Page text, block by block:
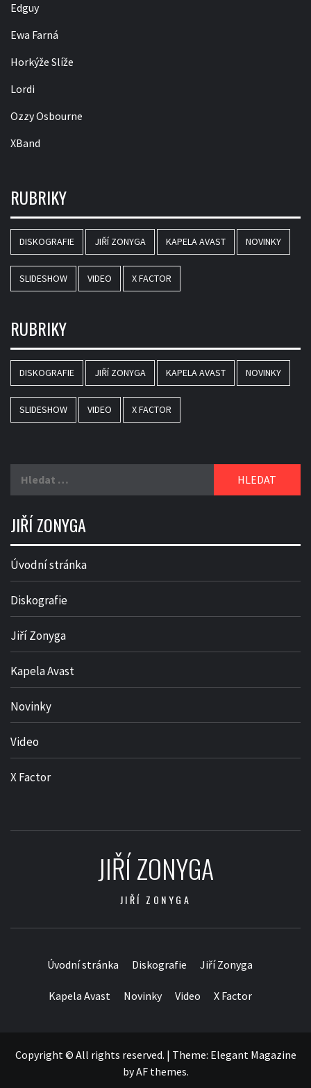
Edguy
Ewa Farná
Horkýže Slíže
Lordi
Ozzy Osbourne
XBand
RUBRIKY
DISKOGRAFIE JIŘÍ ZONYGA KAPELA AVAST NOVINKY
SLIDESHOW VIDEO X FACTOR
RUBRIKY
DISKOGRAFIE JIŘÍ ZONYGA KAPELA AVAST NOVINKY
SLIDESHOW VIDEO X FACTOR
JIŘÍ ZONYGA
Úvodní stránka
Diskografie
Jiří Zonyga
Kapela Avast
Novinky
Video
X Factor
JIŘÍ ZONYGA
JIŘÍ ZONYGA
Úvodní stránka Diskografie Jiří Zonyga
Kapela Avast Novinky Video X Factor
Copyright © All rights reserved. | Theme: Elegant Magazine
byAF themes.